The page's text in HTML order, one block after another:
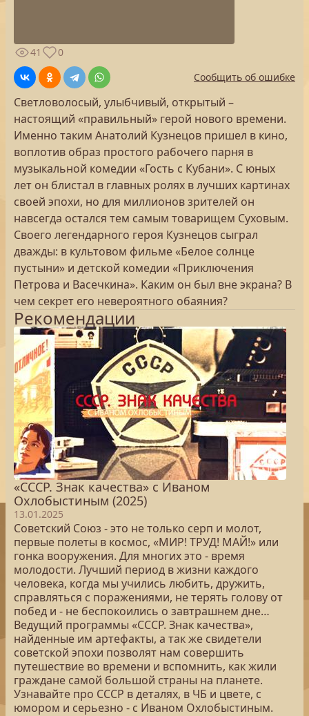
41
0
Сообщить об ошибке
Светловолосый, улыбчивый, открытый –
настоящий «правильный» герой нового времени.
Именно таким Анатолий Кузнецов пришел в кино,
воплотив образ простого рабочего парня в
музыкальной комедии «Гость с Кубани». С юных
лет он блистал в главных ролях в лучших картинах
своей эпохи, но для миллионов зрителей он
навсегда остался тем самым товарищем Суховым.
Своего легендарного героя Кузнецов сыграл
дважды: в культовом фильме «Белое солнце
пустыни» и детской комедии «Приключения
Петрова и Васечкина». Каким он был вне экрана? В
чем секрет его невероятного обаяния?
Рекомендации
«СССР. Знак качества» с Иваном
Охлобыстиным (2025)
13.01.2025
Советский Союз - это не только серп и молот,
первые полеты в космос, «МИР! ТРУД! МАЙ!» или
гонка вооружения. Для многих это - время
молодости. Лучший период в жизни каждого
человека, когда мы учились любить, дружить,
справляться с поражениями, не терять голову от
побед и - не беспокоились о завтрашнем дне…
Ведущий программы «СССР. Знак качества»,
найденные им артефакты, а так же свидетели
советской эпохи позволят нам совершить
путешествие во времени и вспомнить, как жили
граждане самой большой страны на планете.
Узнавайте про СССР в деталях, в ЧБ и цвете, с
юмором и серьезно - с Иваном Охлобыстиным.